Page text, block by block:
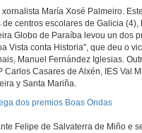
María Xosé Palmeiro.
centros escolares de Galicia (4),
Globo de Paraíba levou un dos
Vista conta Historia", que deu o
Manuel Fernández Iglesias.
Carlos Casares de Alxén, IES Val
y Santa Mariña.
dos premios Boas Ondas
Felipe de Salvaterra de Miño e